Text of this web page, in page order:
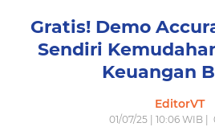
Gratis! Demo
Sendiri
Keuangan
EditorVT
01/07/25 | 10:06 WIB |